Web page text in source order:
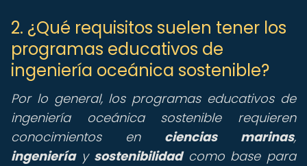
2. ¿Qué requisitos suelen tener los
programas educativos de
ingeniería oceánica sostenible?
Por lo general, los programas educativos de
ingeniería oceánica sostenible requieren
conocimientos en ciencias marinas,
ingenieríay sostenibilidadcomo base para